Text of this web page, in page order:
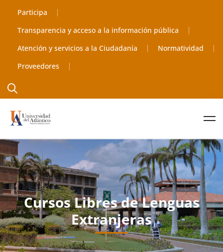
Participa
Transparencia y acceso a la información pública
Atención y servicios a la Ciudadanía
Normatividad
Proveedores
Cursos Libres de Lenguas
Extranjeras